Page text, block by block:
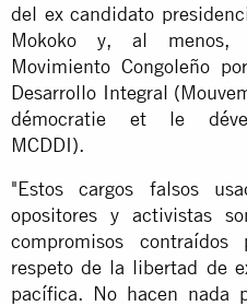
del ex candidato
Mokoko y, al menos,
Movimiento Congoleño
Desarrollo Integral
démocratie et le
MCDDI).
"Estos cargos falsos
opositores y activistas
compromisos
respeto de la libertad de
pacífica. No hacen nada